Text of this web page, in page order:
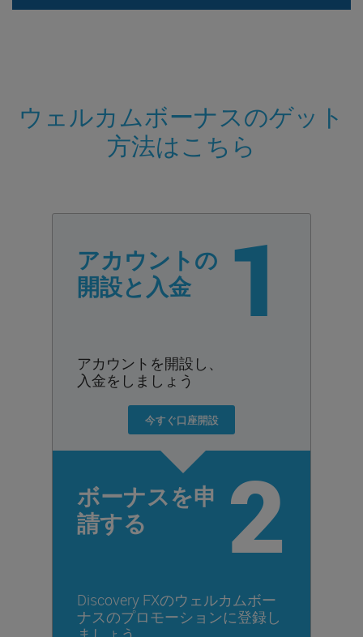
ウェルカムボーナスのゲット
方法はこちら
アカウントの
開設と入金
1
アカウントを開設し、
入金をしましょう
今すぐ口座開設
ボーナスを申
請する
2
Discovery FXのウェルカムボー
ナスのプロモーションに登録し